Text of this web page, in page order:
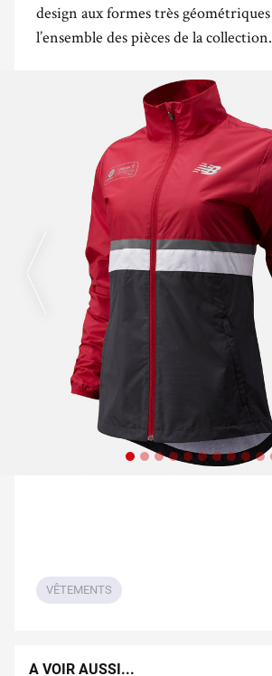
design aux formes très
l’ensemble des pièces de la collection.
VÊTEMENTS
A VOIR AUSSI...